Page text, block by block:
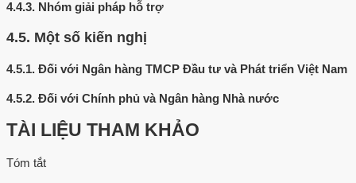
4.4.3. Nhóm giải pháp hỗ trợ
4.5. Một số kiến nghị
4.5.1. Đối với Ngân hàng TMCP Đầu tư và Phát triển Việt Nam
4.5.2. Đối với Chính phủ và Ngân hàng Nhà nước
TÀI LIỆU THAM KHẢO
Tóm tắt